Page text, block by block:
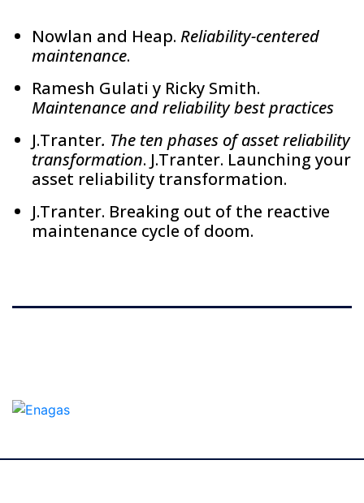
Nowlan and Heap. Reliability-centered
maintenance.
Ramesh Gulati y Ricky Smith.
Maintenance and reliability best practices
J.Tranter. The ten phases of asset reliability
transformation. J.Tranter. Launching your
asset reliability transformation.
J.Tranter. Breaking out of the reactive
maintenance cycle of doom.